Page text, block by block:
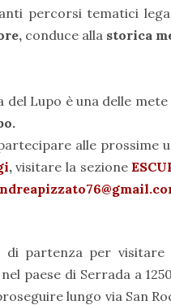
percorsi tematici
conduce alla storica
del Lupo è una delle
alle prossime
,visitare la sezione
di partenza per visitare
nel paese di Serrada a
lungo via San